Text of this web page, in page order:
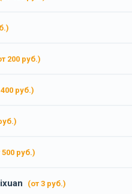
200 руб.)
руб.)
500 руб.)
(от 3 руб.)